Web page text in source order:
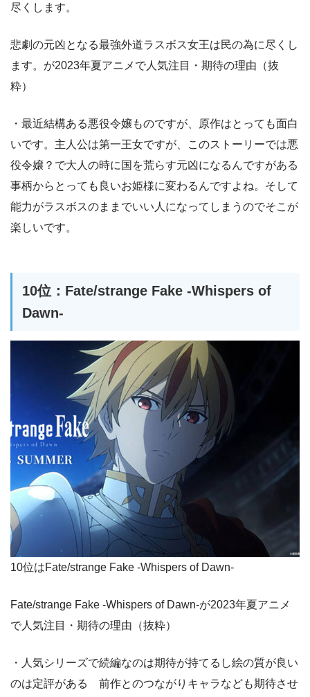
尽くします。
悲劇の元凶となる最強外道ラスボス女王は民の為に尽くし
ます。が2023年夏アニメで人気注目・期待の理由（抜
粋）
・最近結構ある悪役令嬢ものですが、原作はとっても面白
いです。主人公は第一王女ですが、このストーリーでは悪
役令嬢？で大人の時に国を荒らす元凶になるんですがある
事柄からとっても良いお姫様に変わるんですよね。そして
能力がラスボスのままでいい人になってしまうのでそこが
楽しいです。
10位：Fate/strange Fake -Whispers of
Dawn-
10位はFate/strange Fake -Whispers of Dawn-
Fate/strange Fake -Whispers of Dawn-が2023年夏アニメ
で人気注目・期待の理由（抜粋）
・人気シリーズで続編なのは期待が持てるし絵の質が良い
のは定評がある 前作とのつながりキャラなども期待させ